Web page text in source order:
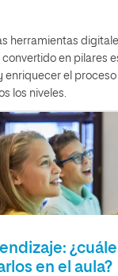
herramientas
en pilares
enriquecer el
los niveles.
en el aula?